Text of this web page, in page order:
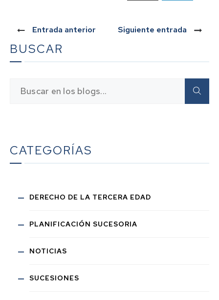
Entrada anterior Siguiente entrada
BUSCAR
CATEGORÍAS
DERECHO DE LA TERCERA EDAD
PLANIFICACIÓN SUCESORIA
NOTICIAS
SUCESIONES